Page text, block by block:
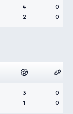
4
2
0
0
3
1
0
0